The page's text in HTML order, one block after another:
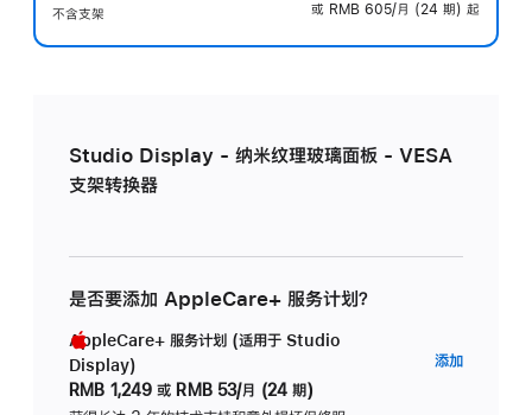
不含支架
或 RMB 605/月 (24 期) 起
Studio Display - 纳米纹理玻璃面板 - VESA
支架转换器
是否要添加 AppleCare+ 服务计划？
AppleCare+ 服务计划 (适用于 Studio
Display)
RMB 1,249 或 RMB 53/月 (24 期)
添加